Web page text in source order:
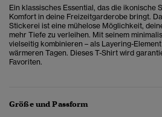
Ein klassisches Essential, das die ikonische
Komfort in deine Freizeitgarderobe bringt.
Stickerei ist eine mühelose Möglichkeit,
mehr Tiefe zu verleihen. Mit seinem
vielseitig kombinieren – als Layering-
wärmeren Tagen. Dieses T-Shirt wird
Favoriten.
Größe und Passform